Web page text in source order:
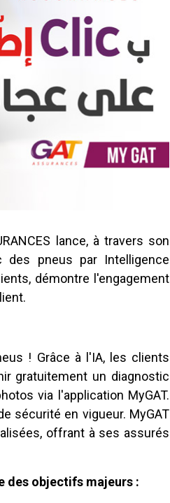
lance, à travers son
des pneus par Intelligence
démontre l'engagement
! Grâce à l'IA, les clients
gratuitement un diagnostic
via l'application MyGAT.
sécurité en vigueur. MyGAT
offrant à ses assurés
des objectifs majeurs :